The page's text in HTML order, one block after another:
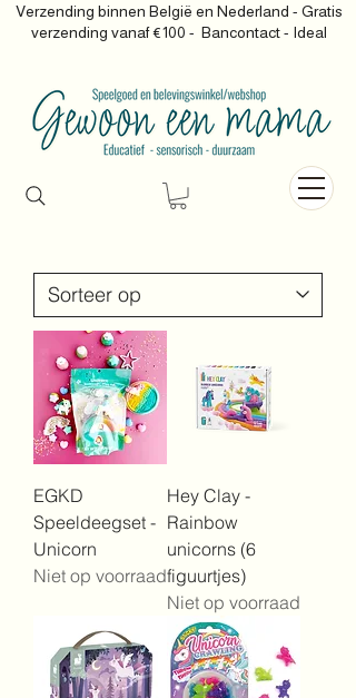
Verzending binnen België en Nederland - Gratis
verzending vanaf €100 - Bancontact - Ideal
EGKD
Speeldeegset -
Unicorn
Niet op voorraad
Hey Clay -
Rainbow
unicorns (6
figuurtjes)
Niet op voorraad